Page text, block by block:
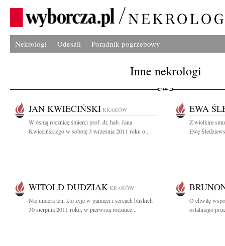
Nekrologi Odeszli Poradnik pogrzebowy
Inne nekrologi
JAN KWIECIŃSKI KRAKÓW
W ósmą rocznicę śmierci prof. dr. hab. Jana
Kwiecińskiego w sobotę 3 września 2011 roku o...
EWA
Z wielkim
Ewę
WITOLD DUDZIAK KRAKÓW
Nie umiera ten, kto żyje w pamięci i sercach bliskich
30 sierpnia 2011 roku, w pierwszą rocznicę...
O chwilę
ostatniego